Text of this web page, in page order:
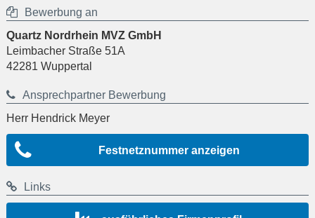
Bewerbung an
Quartz Nordrhein MVZ GmbH
Leimbacher Straße 51A
42281 Wuppertal
Ansprechpartner Bewerbung
Herr Hendrick Meyer
Festnetznummer anzeigen
Links